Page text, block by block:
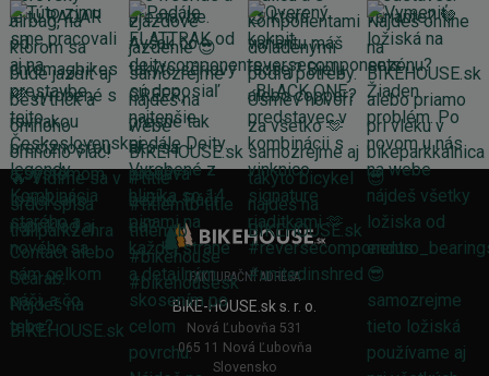
FAKTURAČNÍ ADRESA
BIKE-HOUSE.sk s. r. o.
Nová Ľubovňa 531
065 11 Nová Ľubovňa
Slovensko